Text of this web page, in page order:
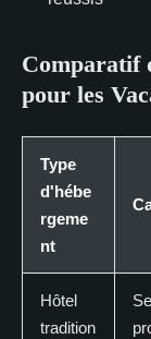
Comparatif
pour les
Type
d'hébe
rgeme
nt
Hôtel
tradition